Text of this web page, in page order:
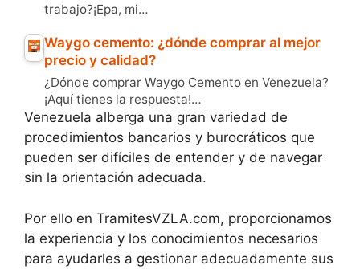
trabajo?¡Epa, mi…
Waygo cemento: ¿dónde comprar al mejor
precio y calidad?
¿Dónde comprar Waygo Cemento en Venezuela?
¡Aquí tienes la respuesta!…
Venezuela alberga una gran variedad de
procedimientos bancarios y burocráticos que
pueden ser difíciles de entender y de navegar
sin la orientación adecuada.
Por ello en TramitesVZLA.com, proporcionamos
la experiencia y los conocimientos necesarios
para ayudarles a gestionar adecuadamente sus